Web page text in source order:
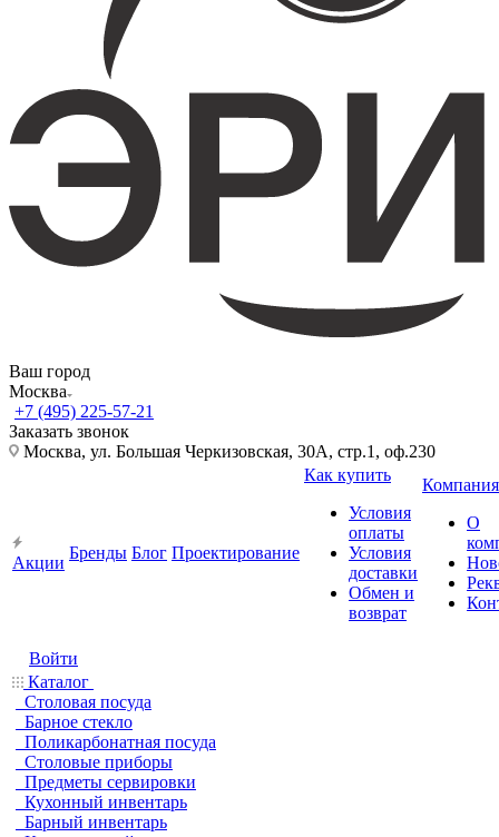
Ваш город
Москва
+7 (495) 225-57-21
Заказать звонок
Москва, ул. Большая Черкизовская, 30А, стр.1, оф.230
Акции
Бренды Блог Проектирование
Как купить
Условия
оплаты
Условия
доставки
Обмен и
возврат
Компания
О
Войти
Каталог
Столовая посуда
Барное стекло
Поликарбонатная посуда
Столовые приборы
Предметы сервировки
Кухонный инвентарь
Барный инвентарь